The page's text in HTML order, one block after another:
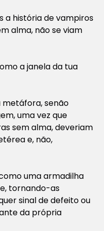
a história de vampiros
alma, não se viam
a janela da tua
senão
uma vez que
sem alma, deveriam
e, não,
uma armadilha
tornando-as
sinal de defeito ou
da própria